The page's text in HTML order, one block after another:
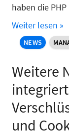
haben die
Weiter lesen »
NEWS
Weitere
und